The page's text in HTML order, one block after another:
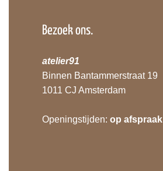
Bezoek ons.
atelier91
Binnen Bantammerstraat 19
1011 CJ Amsterdam
Openingstijden:op afspraak